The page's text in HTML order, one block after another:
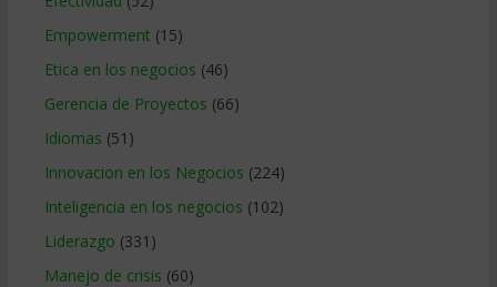
Empowerment (15)
Etica en los negocios (46)
Gerencia de Proyectos (66)
Idiomas (51)
Innovacion en los Negocios (224)
Inteligencia en los negocios (102)
Liderazgo (331)
Manejo de crisis (60)